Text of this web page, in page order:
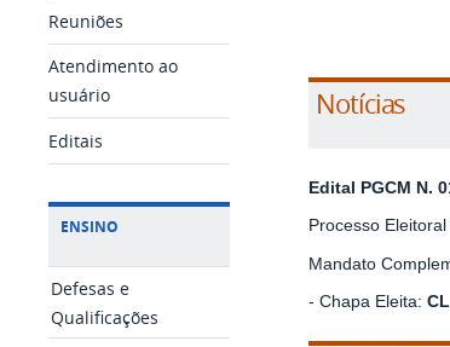
Reuniões
Atendimento ao
usuário
Editais
ENSINO
Defesas e
Qualificações
Notícias
Edital PGCM N.
Processo
Mandato
- Chapa Eleita: